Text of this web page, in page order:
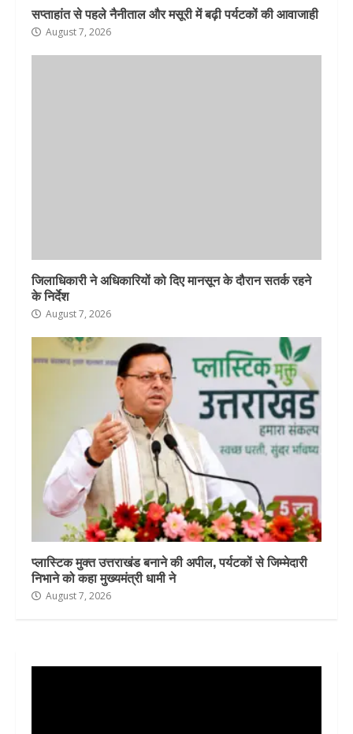
सप्ताहांत से पहले नैनीताल और मसूरी में बढ़ी पर्यटकों की आवाजाही
August 7, 2026
जिलाधिकारी ने अधिकारियों को दिए मानसून के दौरान सतर्क रहने
के निर्देश
August 7, 2026
प्लास्टिक मुक्त उत्तराखंड बनाने की अपील, पर्यटकों से जिम्मेदारी
निभाने को कहा मुख्यमंत्री धामी ने
August 7, 2026